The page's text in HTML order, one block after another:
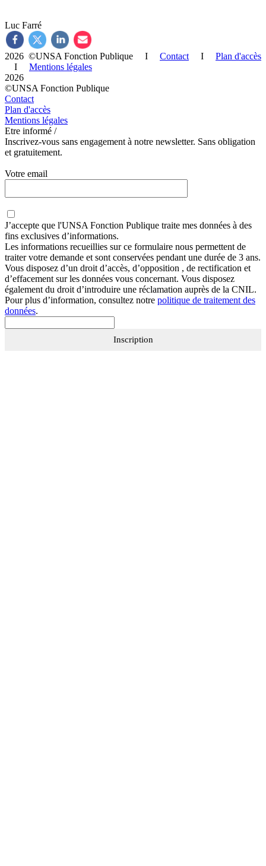
Luc Farré
2026 ©UNSA Fonction Publique I Contact I Plan d'accès
I Mentions légales
2026
©UNSA Fonction Publique
Contact
Plan d'accès
Mentions légales
Etre informé /
Inscrivez-vous sans engagement à notre newsletter. Sans obligation
et gratuitement.
Votre email
J’accepte que l'UNSA Fonction Publique traite mes données à des
fins exclusives d’informations.
Les informations recueillies sur ce formulaire nous permettent de
traiter votre demande et sont conservées pendant une durée de 3 ans.
Vous disposez d’un droit d’accès, d’opposition , de rectification et
d’effacement sur les données vous concernant. Vous disposez
également du droit d’introduire une réclamation auprès de la CNIL.
Pour plus d’information, consultez notre politique de traitement des
données.
Inscription